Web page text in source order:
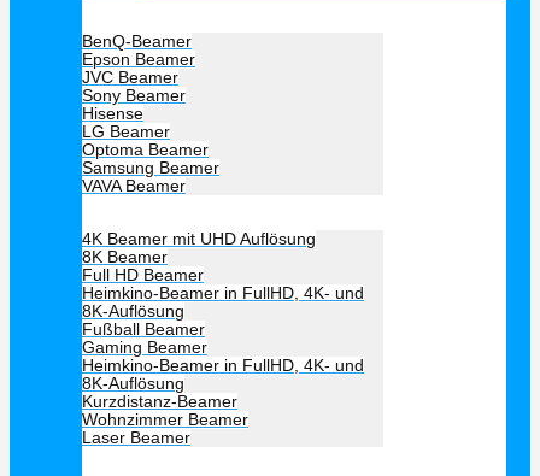
BenQ-Beamer
Epson Beamer
JVC Beamer
Sony Beamer
Hisense
LG Beamer
Optoma Beamer
Samsung Beamer
VAVA Beamer
4K Beamer mit UHD Auflösung
8K Beamer
Full HD Beamer
Heimkino-Beamer in FullHD, 4K- und
8K-Auflösung
Fußball Beamer
Gaming Beamer
Heimkino-Beamer in FullHD, 4K- und
8K-Auflösung
Kurzdistanz-Beamer
Wohnzimmer Beamer
Laser Beamer